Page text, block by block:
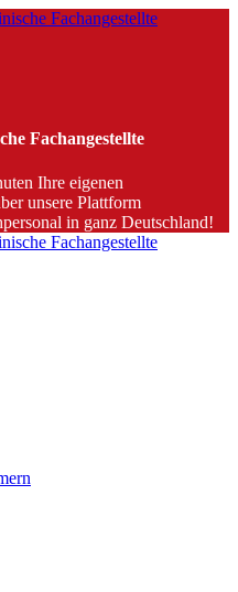
Fachangestellte
Ihre eigenen
unsere Plattform
in ganz Deutschland!